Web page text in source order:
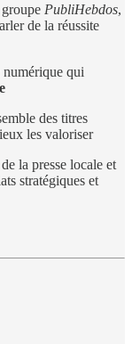
PubliHebdos,
de la réussite
qui
des titres
les valoriser
la presse locale et
stratégiques et